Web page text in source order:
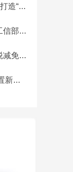
汽车城”
计算方法
的心意？
置税